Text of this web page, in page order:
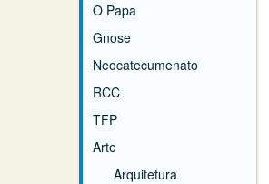
O Papa
Gnose
Neocatecumenato
RCC
TFP
Arte
Arquitetura